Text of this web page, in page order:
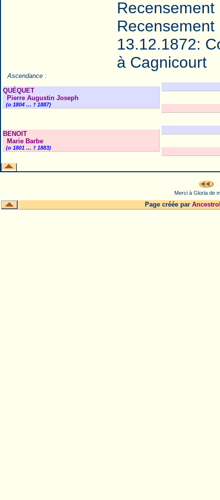
13.12.1872:
à Cagnicourt
QUÉQUET
Pierre Augustin Joseph
(o 1804 … † 1887)
BENOIT
Marie Barbe
(o 1801 … † 1883)
Ascendance :
Merci à Gloria de
Page créée par